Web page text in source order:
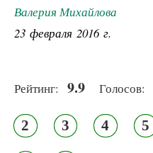
Валерия Михайлова
23 февраля 2016 г.
Рейтинг: 9.9 Голосов:
2 3 4 5